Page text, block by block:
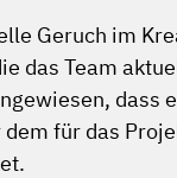
Geruch im
das Team
dass
für das